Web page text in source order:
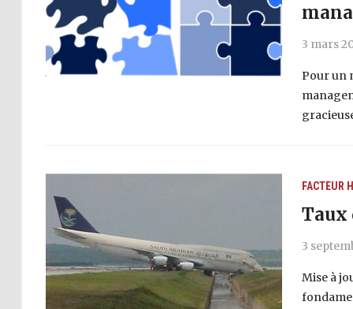
3 mars
Pour un
FACTEUR
Taux
3
Mise à